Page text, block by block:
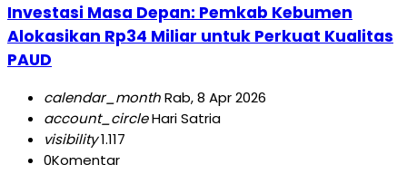
Investasi Masa Depan: Pemkab Kebumen
Alokasikan Rp34 Miliar untuk Perkuat Kualitas
PAUD
calendar_monthRab, 8 Apr 2026
account_circleHari Satria
visibility1.117
0Komentar